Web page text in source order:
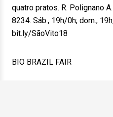
quatro pratos. R. Polignano
8234. Sáb., 19h/0h; dom.,
bit.ly/SãoVito18
BIO BRAZIL FAIR